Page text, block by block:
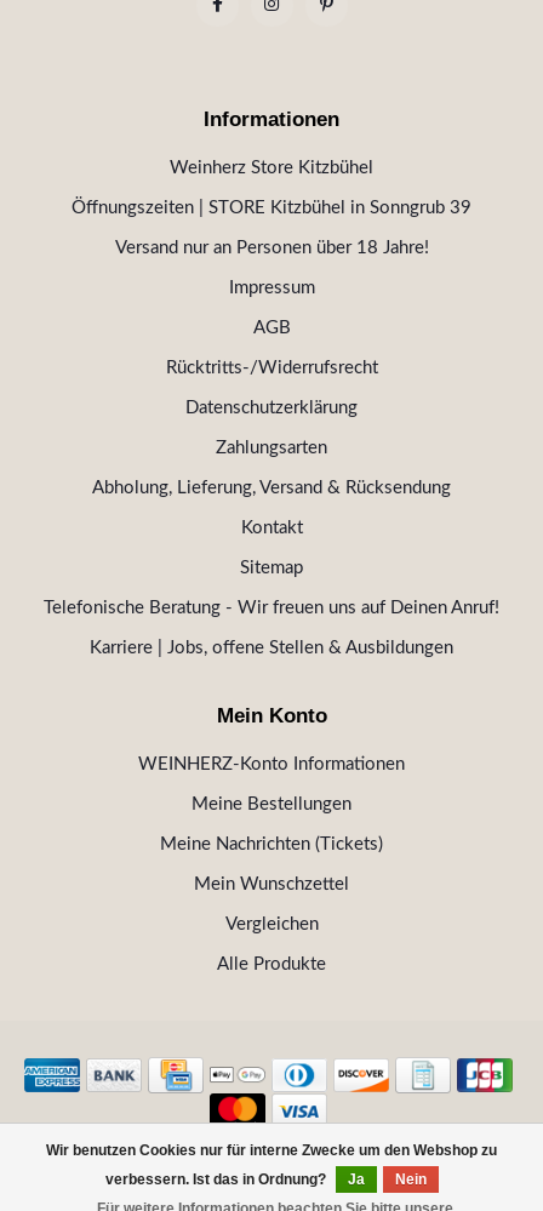
Wir benutzen Cookies nur für interne Zwecke um den Webshop zu
verbessern. Ist das in Ordnung?
Ja
Nein
Informationen
Weinherz Store Kitzbühel
Öffnungszeiten | STORE Kitzbühel in Sonngrub 39
Versand nur an Personen über 18 Jahre!
Impressum
AGB
Rücktritts-/Widerrufsrecht
Datenschutzerklärung
Zahlungsarten
Abholung, Lieferung, Versand & Rücksendung
Kontakt
Sitemap
Telefonische Beratung - Wir freuen uns auf Deinen Anruf!
Karriere | Jobs, offene Stellen & Ausbildungen
Mein Konto
WEINHERZ-Konto Informationen
Meine Bestellungen
Meine Nachrichten (Tickets)
Mein Wunschzettel
Vergleichen
Alle Produkte
© Copyright 2026 WEINHERZ Kitzbühel - Die VINOTHEK in